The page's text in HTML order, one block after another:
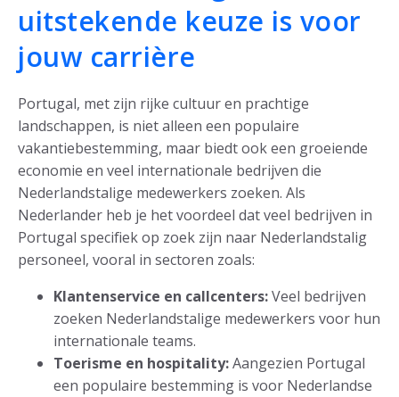
uitstekende keuze is voor
jouw carrière
Portugal, met zijn rijke cultuur en prachtige
landschappen, is niet alleen een populaire
vakantiebestemming, maar biedt ook een groeiende
economie en veel internationale bedrijven die
Nederlandstalige medewerkers zoeken. Als
Nederlander heb je het voordeel dat veel bedrijven in
Portugal specifiek op zoek zijn naar Nederlandstalig
personeel, vooral in sectoren zoals:
Klantenservice en callcenters:Veel bedrijven
zoeken Nederlandstalige medewerkers voor hun
internationale teams.
Toerisme en hospitality:Aangezien Portugal
een populaire bestemming is voor Nederlandse